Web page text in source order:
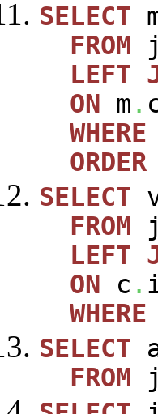
SELECT
FROM
LEFT
ON m .
WHERE
ORDER
SELECT
FROM
LEFT
ON c .
WHERE
SELECT
FROM